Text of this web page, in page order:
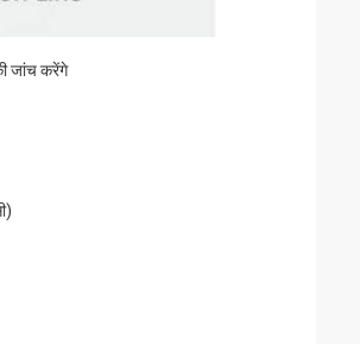
जांच करेंगे